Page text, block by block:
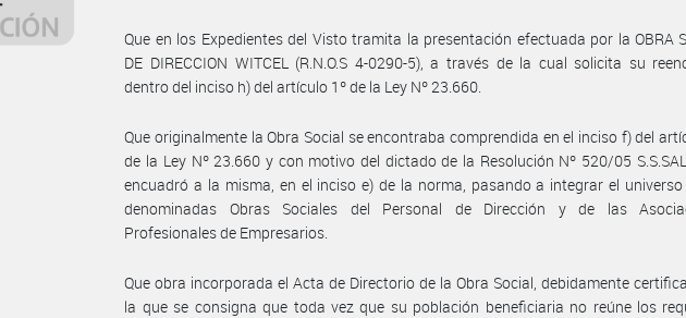
Que en los Expedientes del Visto tramita la presentación efectuada por la OBRA
DE DIRECCION WITCEL (R.N.O.S 4-0290-5), a través de la cual solicita su
dentro del inciso h) del artículo 1º de la Ley Nº 23.660.
Que originalmente la Obra Social se encontraba comprendida en el inciso f) del
de la Ley Nº 23.660 y con motivo del dictado de la Resolución Nº 520/05
encuadró a la misma, en el inciso e) de la norma, pasando a integrar el
denominadas Obras Sociales del Personal de Dirección y de las
Profesionales de Empresarios.
Que obra incorporada el Acta de Directorio de la Obra Social, debidamente
la que se consigna que toda vez que su población beneficiaria no reúne los